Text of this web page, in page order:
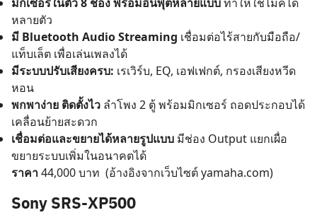
หลายตัว
มี Bluetooth Audio Streaming เชื่อมต่อไร้สายกับมือถือ/
แท็บเล็ต เพื่อเล่นเพลงได้
มีระบบปรับเสียงครบ: เรเวิร์บ, EQ, เอฟเฟกต์, กรองเสียงหวีด
หอน
พกพาง่าย ติดตั้งไว ลำโพง 2 ตู้ พร้อมมิกเซอร์ ถอดประกอบได้
เคลื่อนย้ายสะดวก
เชื่อมต่อและขยายได้หลายรูปแบบ มีช่อง Output แยกเผื่อ
ขยายระบบเพิ่มในอนาคตได้
ราคา44,000 บาท (อ้างอิงจากเว็บไซต์yamaha.com)
Sony SRS-XP500